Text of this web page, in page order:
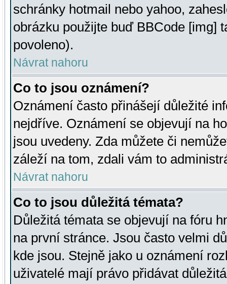
schránky hotmail nebo yahoo,
obrázku použijte buď BBCode [img]
povoleno).
Návrat nahoru
Co to jsou oznámení?
Oznámení často přinášejí důležité
nejdříve. Oznámení se objevují na
jsou uvedeny. Zda můžete či
záleží na tom, zdali vám to
Návrat nahoru
Co to jsou důležitá témata?
Důležitá témata se objevují na fóru
na první stránce. Jsou často velmi
kde jsou. Stejně jako u oznámení
uživatelé mají právo přidávat